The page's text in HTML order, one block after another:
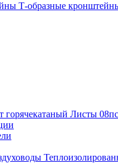
Т-образные
горячекатаный Листы 08пс